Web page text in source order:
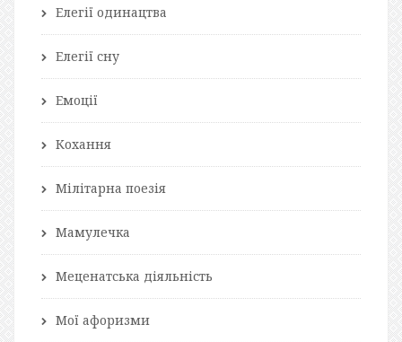
Елегії одинацтва
Елегії сну
Емоції
Кохання
Мілітарна поезія
Мамулечка
Меценатська діяльність
Мої афоризми